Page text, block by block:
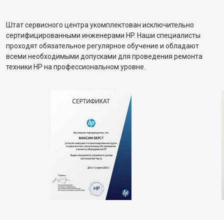
Штат сервисного центра укомплектован исключительно
сертифицированными инженерами HP. Наши специалисты
проходят обязательное регулярное обучение и обладают
всеми необходимыми допусками для проведения ремонта
техники HP на профессиональном уровне.